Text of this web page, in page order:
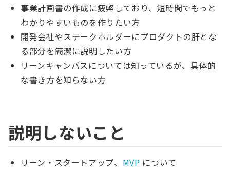
事業計画書の作成に疲弊しており、短時間でもっと
わかりやすいものを作りたい方
開発会社やステークホルダーにプロダクトの肝とな
る部分を簡潔に説明したい方
リーンキャンバスについては知っているが、具体的
な書き方を知らない方
説明しないこと
リーン・スタートアップ、 MVP について